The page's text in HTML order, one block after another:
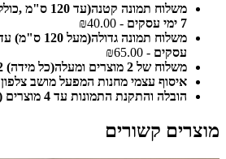
7 ימי עסקים
- ₪40.00
עסקים - ₪65.00
משלוח של 2 מוצרים ומעלה(כל מידה) 5-12 ימי עסקים
איסוף עצמי מחנות המפעל מושב צלפון
הובלה והתקנת התמונות עד 4 מוצרים (לא באילת)
מוצרים קשורים